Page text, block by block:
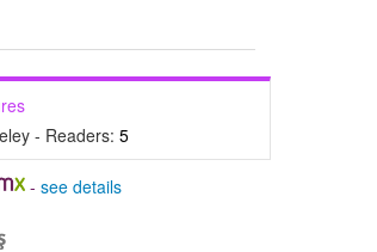
- Readers: 5
-see details